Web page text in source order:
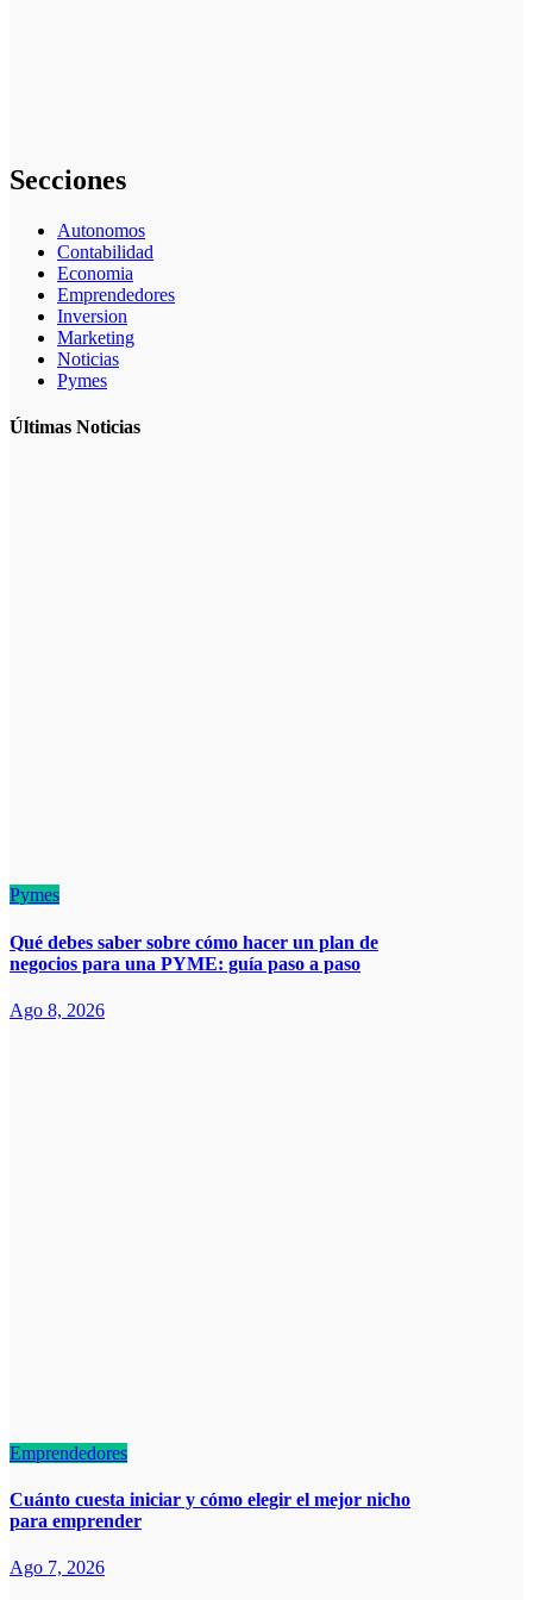
Secciones
Autonomos
Contabilidad
Economia
Emprendedores
Inversion
Marketing
Noticias
Pymes
Últimas Noticias
Pymes
Qué debes saber sobre cómo hacer un plan de
negocios para una PYME: guía paso a paso
Ago 8, 2026
Emprendedores
Cuánto cuesta iniciar y cómo elegir el mejor nicho
para emprender
Ago 7, 2026